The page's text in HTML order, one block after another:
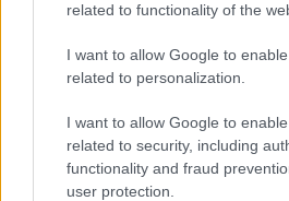
related to functionality of the
I want to allow Google to
related to personalization.
I want to allow Google to
related to security, including
functionality and fraud
user protection.
SEDUTE SATIRICHE
Vignetta del 07/08/